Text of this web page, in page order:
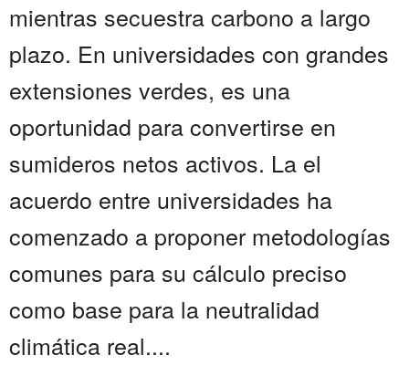
mientras secuestra carbono a largo
plazo. En universidades con grandes
extensiones verdes, es una
oportunidad para convertirse en
sumideros netos activos. La el
acuerdo entre universidades ha
comenzado a proponer metodologías
comunes para su cálculo preciso
como base para la neutralidad
climática real....